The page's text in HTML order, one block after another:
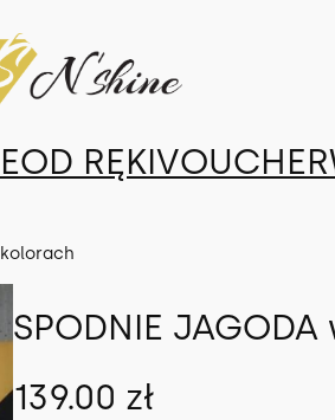
OD RĘKIVOUCHER
kolorach
SPODNIE
139.00 zł